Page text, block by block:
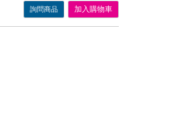
詢問商品 加入購物車